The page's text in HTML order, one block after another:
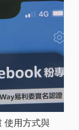
使用方式與